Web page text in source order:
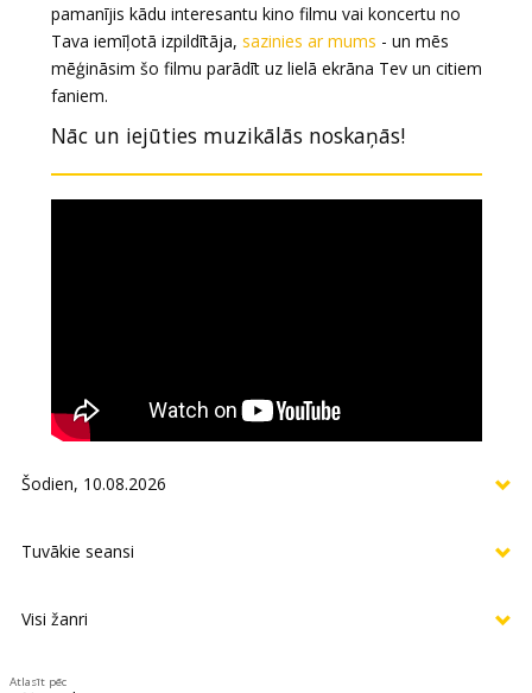
Kino
Klubs
pamanījis kādu interesantu kino filmu vai koncertu no
Tava iemīļotā izpildītāja, sazinies ar mums - un mēs
mēģināsim šo filmu parādīt uz lielā ekrāna Tev un citiem
faniem.
Nāc un iejūties muzikālās noskaņās!
Atlasīt pēc